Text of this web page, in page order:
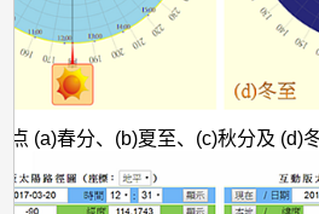
(a)春分、(b)夏至、(c)秋分及 (d)